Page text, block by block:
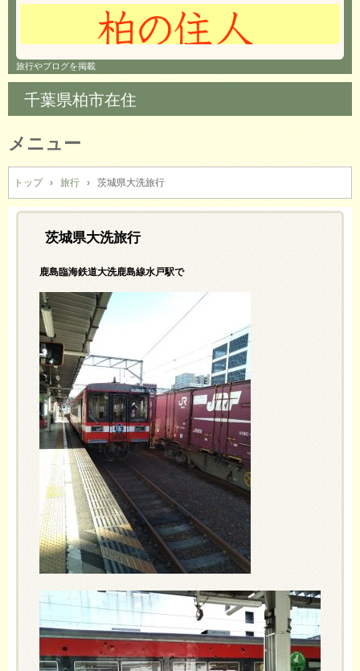
旅行やブログを掲載
千葉県柏市在住
メニュー
コ
ン
テ
ン
トップ › 旅行 › 茨城県大洗旅行
茨城県大洗旅行
鹿島臨海鉄道大洗鹿島線水戸駅で